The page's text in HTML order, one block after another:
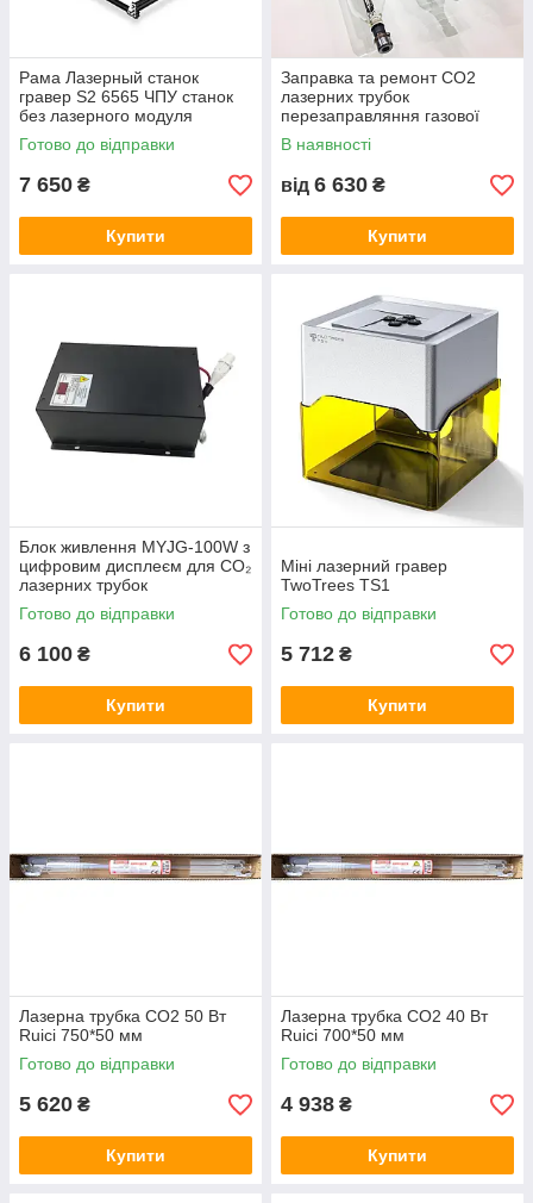
Рама Лазерный станок
гравер S2 6565 ЧПУ станок
без лазерного модуля
Готово до відправки
7 650 ₴
Купити
Заправка та ремонт CO2
лазерних трубок
перезаправляння газової
суміші лазерних
випромінювачів 60-300 Вт
В наявності
від 6 630 ₴
Купити
Блок живлення MYJG-100W з
цифровим дисплеєм для CO₂
лазерних трубок
Готово до відправки
6 100 ₴
Купити
Міні лазерний гравер
TwoTrees TS1
Готово до відправки
5 712 ₴
Купити
Лазерна трубка CO2 50 Вт
Ruici 750*50 мм
Готово до відправки
5 620 ₴
Купити
Лазерна трубка CO2 40 Вт
Ruici 700*50 мм
Готово до відправки
4 938 ₴
Купити